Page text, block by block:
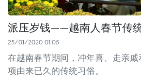
派压岁钱——越南人春节传
25/01/2020 01:05
在越南春节期间，冲年喜、走亲
项由来已久的传统习俗。